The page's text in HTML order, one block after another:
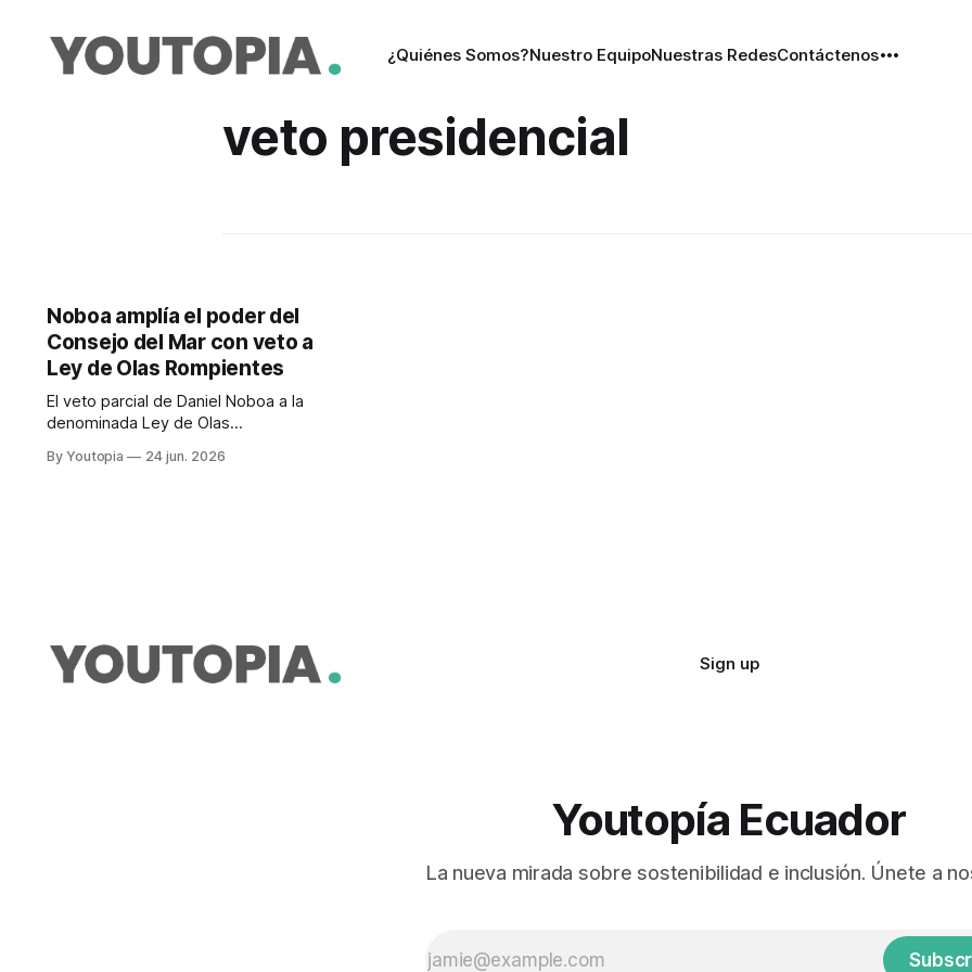
¿Quiénes Somos?Nuestro EquipoNuestras RedesContáctenos
veto presidencial
Noboa amplía el poder del
Consejo del Mar con veto a
Ley de Olas Rompientes
El veto parcial de Daniel Noboa a la
denominada Ley de Olas
Interinstitucional del Mar y refuerza
By Youtopia 24 jun. 2026
Sign up
Youtopía Ecuador
La nueva mirada sobre sostenibilidad e inclusión. Únete a